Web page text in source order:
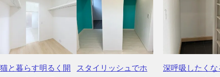
猫と暮らす明るく開
スタイリッシュでホ
深呼吸したくな